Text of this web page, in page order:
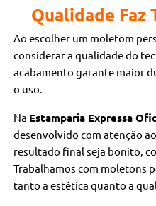
Qualidade Faz
Ao escolher um moletom
considerar a qualidade do
acabamento garante maior
o uso.
Na Estamparia Expressa
desenvolvido com atenção
resultado final seja bonito,
Trabalhamos com moletons
tanto a estética quanto a